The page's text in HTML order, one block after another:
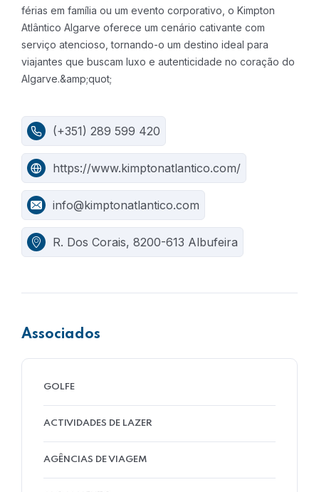
férias em família ou um evento corporativo, o Kimpton
Atlântico Algarve oferece um cenário cativante com
serviço atencioso, tornando-o um destino ideal para
viajantes que buscam luxo e autenticidade no coração do
Algarve.&amp;quot;
(+351) 289 599 420
https://www.kimptonatlantico.com/
info@kimptonatlantico.com
R. Dos Corais, 8200-613 Albufeira
Associados
GOLFE
ACTIVIDADES DE LAZER
AGÊNCIAS DE VIAGEM